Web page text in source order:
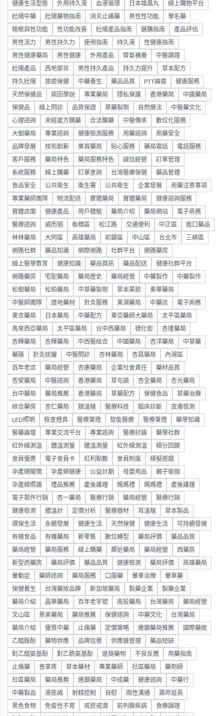
健康生活型態 外用持久液 血液循環 日本雄風丸 線上購物平台
壯陽中藥 壯陽藥物指南 消炎止痛藥 男性性功能 學名藥
睡眠與性功能 性功能改善 壯陽產品指南 選購指南 產品評估
男性活力 男性持久力 使用指南 持久液 性健康指南
男性健康藥局 男性健康 外用產品 腎氣補養 中醫調理
壯陽產品 西地那非 男性持久產品 持久力提升 草本配方
持久壯陽 旅遊保健 中藥養生 藥品品質 PTT論壇 健康服務
天然保健品 病因學說 專業藥局 隱私保護 香港藥局 中國藥局
保健品 線上問診 品質保證 草藥製劑 自然療法 中醫藥文化
心理諮詢 未經處方購藥 合法購藥 中醫傳承 數位化服務
大樹藥局 專業諮詢 健康檢測服務 用藥諮詢 用藥安全
品牌發展 技術創新 果貿藥局 貼心服務 藥局電話 電話服務
客戶服務 藥局特色 藥局服務特色 誠信經營 訂單管理
系統服務 線上購藥 訂單查詢 台灣醫療保健 藥品管理
食品安全 公共衛生 衛生署 公共衛生 企業發展 用藥注意事項
專業藥師團隊 物流配送 實體藥局 實體藥局 健康諮詢服務
實體店面 健康產品 用戶體驗 藥局介紹 藥局網站 電子商務
醫療諮詢 威而钢 板橋區 松江路 交通便利 中正區 進口藥品
林林藥局 大同區 高雄藥局 前鎮區 中山區 台北市 三峽區
網路社群 藥品知識 網際網路 社群平台 網路藥房
線上醫學教育 健康知識 藥品資訊 藥品配送 健康社群平台
網路藥房 宅配藥局 藥局歷史 藥局經營 中藥製作 中藥製作
松樹藥局 松柏藥局 中草藥製劑 草本茶飲 東華藥局
中醫師團隊 道地藥材 針灸服務 東湖藥局 中藥店 電子商務
東京藥局 日本藥局 中藥配方 東亞藥師大藥局 太平區藥局
馬來西亞藥局 太平區藥局 台中西藥局 德化街 杏隆藥局
杏輝藥局 杏輝藥局 中西醫結合 中國藥局 杏洋藥局 中草藥
藥膳 針灸拔罐 中醫問診 杏林藥局 杏昌藥局 內湖區
百年老店 藥局經營 杏康藥局 企業社會責任 藥材品質
杏安藥局 中醫諮詢 香港藥局 草屯鎮 杏全藥局 杏光藥局
台中藥局 藥局推薦 香港藥局 草藥配方 保健食品 草藥治療
綜合藥房 杏仁藥局 額溫槍 醫療科技 臨床診斷 皮膚檢測
LED照明 檢查燈具 醫療筆燈 智能醫療 醫療筆燈 藥學知識
醫藥論壇 專業交流平台 專業諮詢 醫療討論 藥學社群
紅外線測溫 體溫測量 體溫測量 紅外線測溫 積分回饋
會員優惠 電子會員卡 紅利點數 會員制度 模擬遊戲
孕產婦關懷 孕產婦健康 公益計劃 母嬰用品 親子瑜伽
孕產婦照護 禮品推薦 產後護理 媽媽禮 媽媽禮 產後護理
電子郵件行銷 杏一藥局 醫療行銷 藥局經營 醫療行銷
健康檢測 體溫計 定價分析 醫療器材 耳溫槍 草本製品
環保生活 永續發展 健康生活 天然保健 健康生活 可持續發展
有機食品 有機藥局 新零售 數位轉型 藥局評價 藥品品質
藥局經營 藥局服務 線上購藥 鄰近藥局 藥局經營 西藥房
新型西藥房 藥局評價 藥品品質 健康檢測 藥局評價 高雄藥局
暈動症 藥師諮詢 藥局服務 口服藥 暈車治療 暈車藥
保健養生 台灣藥妝品牌 新加坡藥局 製藥企業 製藥企業
藥局介紹 晶華藥局 百年老字號 南投藥局 台灣藥局 藥局經營
文山區 景美藥局 藥局推薦 保健諮詢 中藥文化 台灣藥局
藥局介紹 優質中藥 止痛藥 定價策略 連鎖藥局推薦 國際藥妝
乙醯胺酚 藥物供應 品牌信譽 供應鏈管理 藥品短缺
對乙醯氨基酚 對乙酰氨基酚 退燒藥物 不良反應 用藥指南
止痛藥 普拿疼 草本藥材 專業藥師 社區藥局 藥劑師
社區藥局 藥局推薦 連鎖藥局 中成藥 健康諮詢 中藥行
中藥製品 液態威 射精控制 自慰 兩性溝通 壽命延長
黑色食物 免疫性不育 戒菸戒酒 前列腺疾病 食療調理